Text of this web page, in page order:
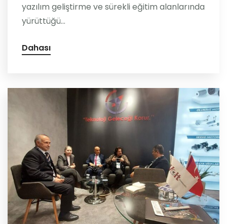
yazılım geliştirme ve sürekli eğitim alanlarında
yürüttüğü...
Dahası